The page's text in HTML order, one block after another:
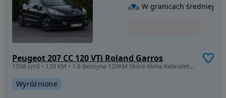
Peugeot 207 CC 120 VTi Roland Garros
1598 cm3 • 120 KM • 1.6 Benzyna 120KM Skóra Klima Kabriolet Serwisowany Bezwypadkowy
Wyróżnione
W granicach średniej